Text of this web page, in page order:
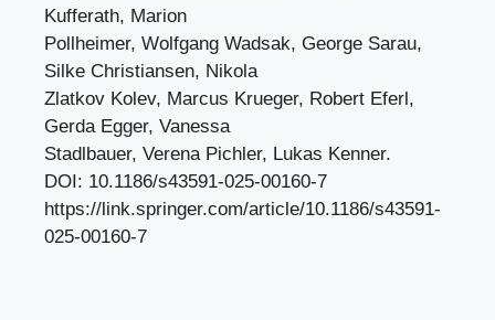
Kufferath, Marion
Pollheimer, Wolfgang Wadsak, George Sarau,
Silke Christiansen, Nikola
Zlatkov Kolev, Marcus Krueger, Robert Eferl,
Gerda Egger, Vanessa
Stadlbauer, Verena Pichler, Lukas Kenner.
DOI: 10.1186/s43591-025-00160-7
https://link.springer.com/article/10.1186/s43591-
025-00160-7